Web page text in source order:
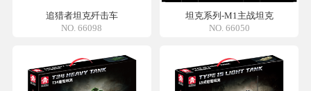
追猎者坦克歼击车
NO. 66098
坦克系列-M1主战坦克
NO. 66050